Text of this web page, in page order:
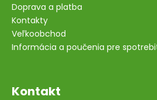
Doprava a platba
Kontakty
Veľkoobchod
Informácia a poučenia pre
Kontakt